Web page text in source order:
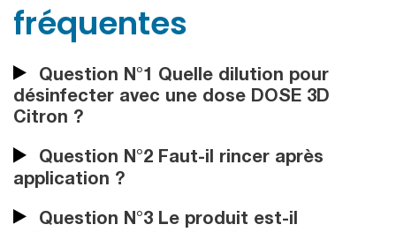
fréquentes
Question N°1 Quelle dilution pour
désinfecter avec une dose DOSE 3D
Citron ?
Question N°2 Faut-il rincer après
application ?
Question N°3 Le produit est-il